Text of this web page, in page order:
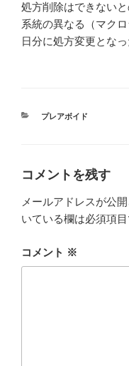
処方削除はできないと
系統の異なる（マク
日分に処方変更となっ
カ
プレアボイド
コメントを残す
メールアドレスが公
いている欄は必須項
コメント ※